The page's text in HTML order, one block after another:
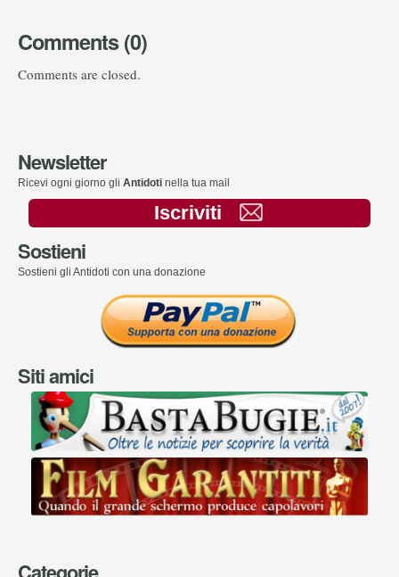
Comments (0)
Comments are closed.
Newsletter
Ricevi ogni giorno gli Antidoti nella tua mail
Iscriviti
Sostieni
Sostieni gli Antidoti con una donazione
Siti amici